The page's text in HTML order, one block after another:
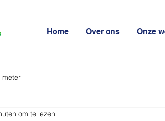
Home Over ons Onze
meter
om te lezen